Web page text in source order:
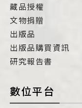
藏品授權
文物捐贈
出版品
出版品購買資訊
研究報告書
數位平台